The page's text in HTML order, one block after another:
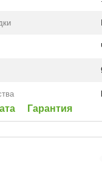
Гарантия